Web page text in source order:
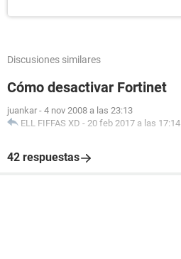
Discusiones similares
Cómo desactivar Fortinet
juankar - 4 nov 2008 a las 23:13
ELL FIFFAS XD - 20 feb 2017 a las 17:14
42 respuestas